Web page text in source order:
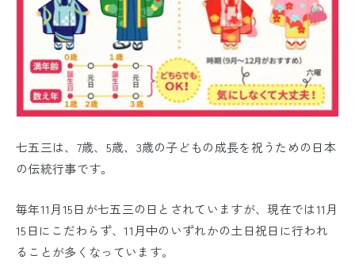
七五三は、7歳、5歳、3歳の子どもの成長を祝うための日本
の伝統行事です。
毎年11月15日が七五三の日とされていますが、現在では11月
15日にこだわらず、11月中のいずれかの土日祝日に行われ
ることが多くなっています。